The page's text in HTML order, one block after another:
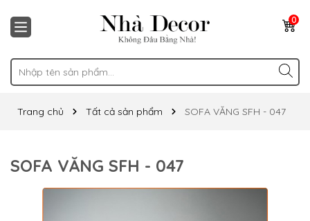
0
Trang chủ Tất cả sản phẩm SOFA VĂNG SFH - 047
SOFA VĂNG SFH - 047